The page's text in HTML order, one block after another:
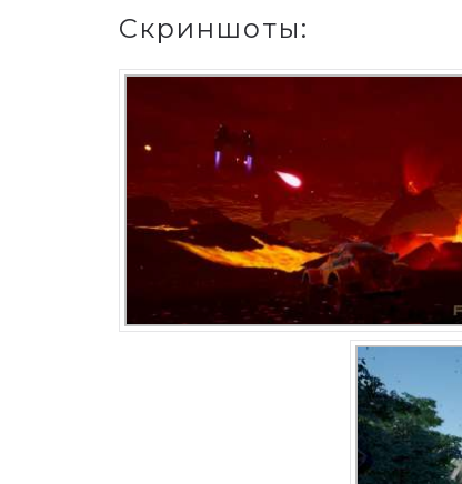
Скриншоты: